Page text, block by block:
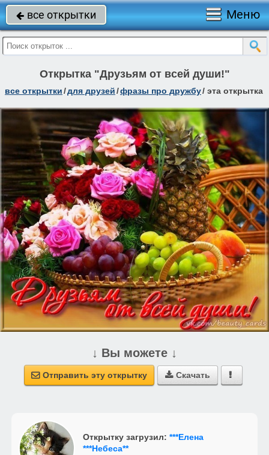
 все открытки Меню
Открытка "Друзьям от всей души!"
все открытки/для друзей/фразы про дружбу/ эта открытка
↓ Вы можете ↓
 Отправить эту открытку  Скачать 
Открытку загрузил: ***Елена
***Небеса**